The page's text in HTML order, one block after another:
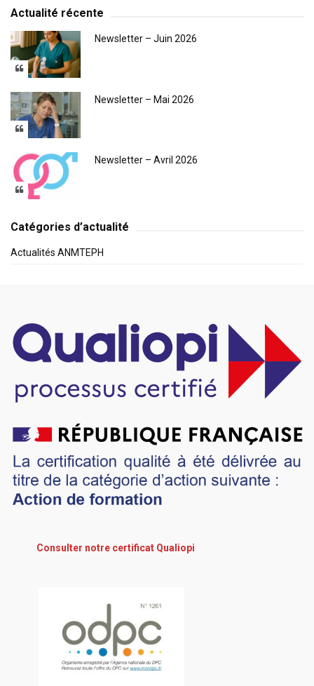
Actualité récente
Newsletter – Juin 2026
Newsletter – Mai 2026
Newsletter – Avril 2026
Catégories d’actualité
Actualités ANMTEPH
Consulter notre certificat Qualiopi